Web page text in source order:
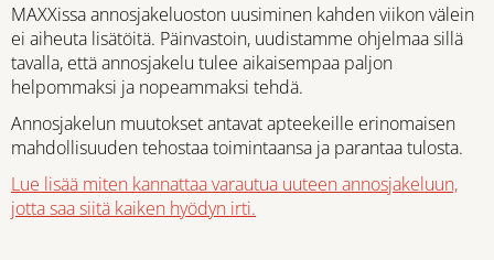
MAXXissa annosjakeluoston uusiminen kahden viikon välein
ei aiheuta lisätöitä. Päinvastoin, uudistamme ohjelmaa sillä
tavalla, että annosjakelu tulee aikaisempaa paljon
helpommaksi ja nopeammaksi tehdä.
Annosjakelun muutokset antavat apteekeille erinomaisen
mahdollisuuden tehostaa toimintaansa ja parantaa tulosta.
Lue lisää miten kannattaa varautua uuteen annosjakeluun,
jotta saa siitä kaiken hyödyn irti.